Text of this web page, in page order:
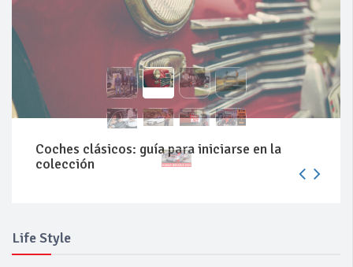
Coches clásicos: guía para iniciarse en la
colección
Life Style